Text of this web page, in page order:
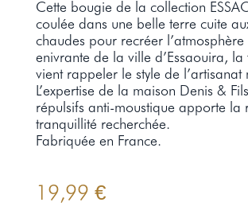
Cette bougie de la collection
coulée dans une belle terre cuite
chaudes pour recréer
enivrante de la ville d’Essaouira,
vient rappeler le style de l’artisanat
L’expertise de la maison Denis &
répulsifs anti-moustique apporte la
tranquillité recherchée.
Fabriquée en France.
19,99 €